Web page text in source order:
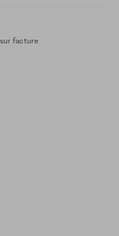
facture